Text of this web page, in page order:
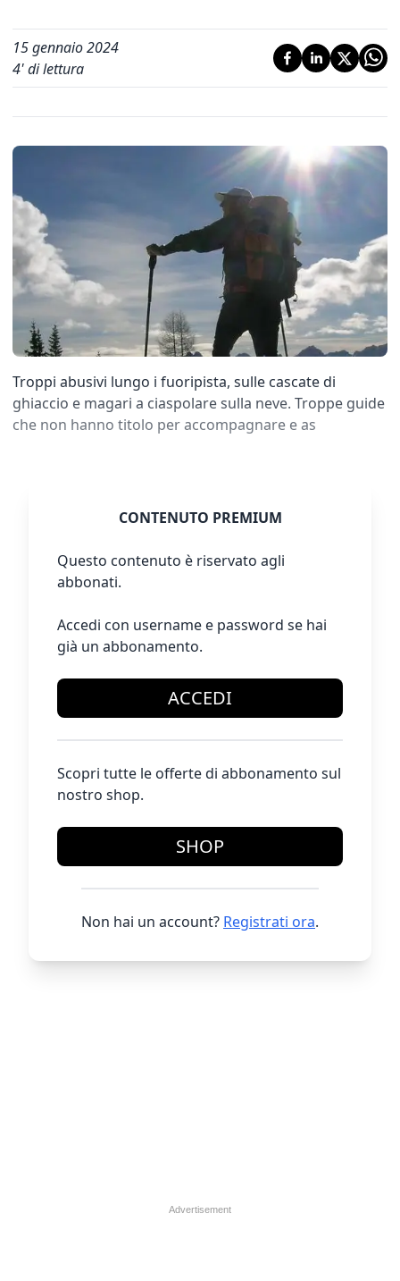
15 gennaio 2024
4' di lettura
Troppi abusivi lungo i fuoripista, sulle cascate di
ghiaccio e magari a ciaspolare sulla neve. Troppe guide
che non hanno titolo per accompagnare e as
CONTENUTO PREMIUM
Questo contenuto è riservato agli
abbonati.
Accedi con username e password se hai
già un abbonamento.
ACCEDI
Scopri tutte le offerte di abbonamento sul
nostro shop.
SHOP
Non hai un account? Registrati ora.